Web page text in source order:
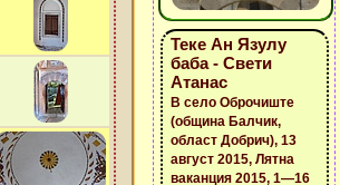
Теке Ан Язулу
баба - Свети
Атанас
В село Оброчиште
(община Балчик,
област Добрич), 13
август 2015, Лятна
ваканция 2015, 1—16